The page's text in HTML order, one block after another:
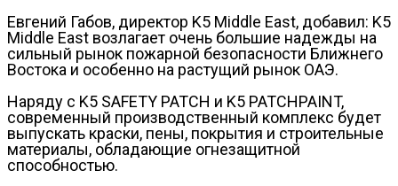
Евгений Габов, директор K5 Middle East, добавил: K5
Middle East возлагает очень большие надежды на
сильный рынок пожарной безопасности Ближнего
Востока и особенно на растущий рынок ОАЭ.
Наряду с K5 SAFETY PATCH и K5 PATCHPAINT,
современный производственный комплекс будет
выпускать краски, пены, покрытия и строительные
материалы, обладающие огнезащитной
способностью.